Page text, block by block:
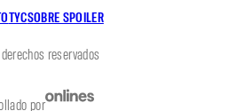
TYCSOBRE SPOILER
reservados
por